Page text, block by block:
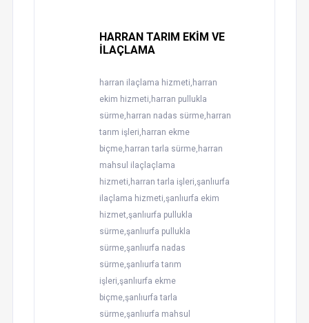
HARRAN TARIM EKİM VE
İLAÇLAMA
harran ilaçlama hizmeti,harran
ekim hizmeti,harran pullukla
sürme,harran nadas sürme,harran
tarım işleri,harran ekme
biçme,harran tarla sürme,harran
mahsul ilaçlaçlama
hizmeti,harran tarla işleri,şanlıurfa
ilaçlama hizmeti,şanlıurfa ekim
hizmet,şanlıurfa pullukla
sürme,şanlıurfa pullukla
sürme,şanlıurfa nadas
sürme,şanlıurfa tarım
işleri,şanlıurfa ekme
biçme,şanlıurfa tarla
sürme,şanlıurfa mahsul